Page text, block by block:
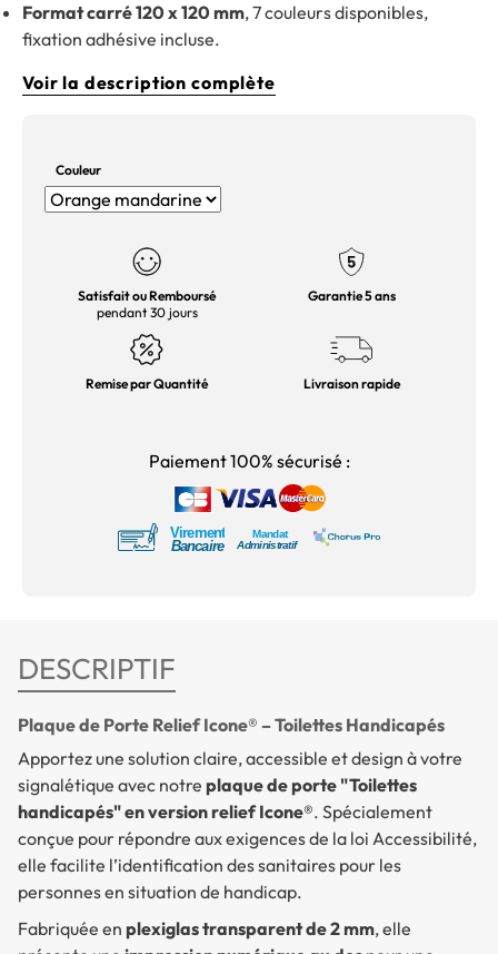
Format carré 120 x 120 mm, 7 couleurs disponibles,
fixation adhésive incluse.
Voir la description complète
Couleur
Satisfait ou Remboursé
pendant 30 jours
Garantie 5 ans
Remise par Quantité Livraison rapide
Paiement 100% sécurisé :
DESCRIPTIF
Plaque de Porte Relief Icone® – Toilettes Handicapés
Apportez une solution claire, accessible et design à votre
signalétique avec notre plaque de porte "Toilettes
handicapés" en version relief Icone®. Spécialement
conçue pour répondre aux exigences de la loi Accessibilité,
elle facilite l’identification des sanitaires pour les
personnes en situation de handicap.
Fabriquée en plexiglas transparent de 2 mm, elle